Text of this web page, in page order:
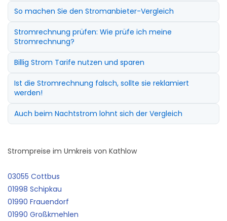
So machen Sie den Stromanbieter-Vergleich
Stromrechnung prüfen: Wie prüfe ich meine
Stromrechnung?
Billig Strom Tarife nutzen und sparen
Ist die Stromrechnung falsch, sollte sie reklamiert
werden!
Auch beim Nachtstrom lohnt sich der Vergleich
Strompreise im Umkreis von Kathlow
03055 Cottbus
01998 Schipkau
01990 Frauendorf
01990 Großkmehlen